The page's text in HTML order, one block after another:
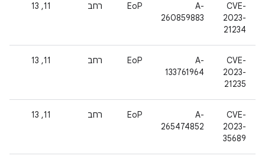
CVE-
2023-
21234
A-
260859883
EoP רחב 11, 13
CVE-
2023-
21235
A-
133761964
EoP רחב 11, 13
CVE-
2023-
35689
A-
265474852
EoP רחב 11, 13